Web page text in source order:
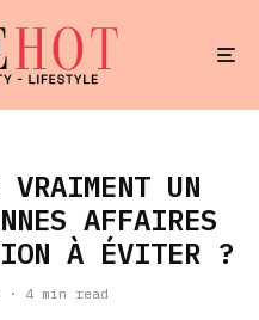
UN
AFFAIRES
À ÉVITER ?
· 4 min read